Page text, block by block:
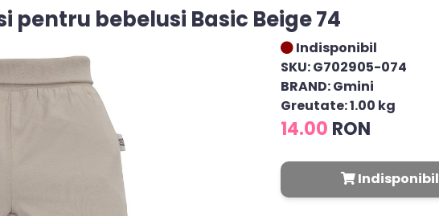
pentru bebelusi Basic Beige 74
Indisponibil
SKU: G702905-074
BRAND: Gmini
Greutate: 1.00 kg
14.00 RON
Indisponibil